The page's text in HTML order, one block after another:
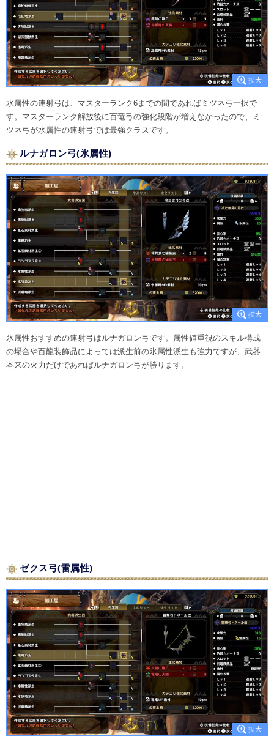
水属性の連射弓は、マスターランク6までの間であればミツネ弓一択で
す。マスターランク解放後に百竜弓の強化段階が増えなかったので、ミ
ツネ弓が水属性の連射弓では最強クラスです。
ルナガロン弓(氷属性)
氷属性おすすめの連射弓はルナガロン弓です。属性値重視のスキル構成
の場合や百龍装飾品によっては派生前の氷属性派生も強力ですが、武器
本来の火力だけであればルナガロン弓が勝ります。
ゼクス弓(雷属性)